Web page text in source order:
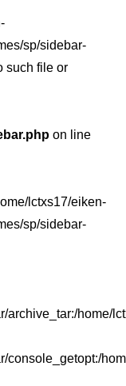
sp/sidebar-
such file or
on line
lctxs17/eiken-
sp/sidebar-
archive_tar:/home/
console_getopt:/